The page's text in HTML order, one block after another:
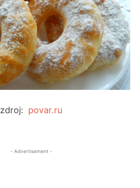
zdroj: povar.ru
- Advertisement -